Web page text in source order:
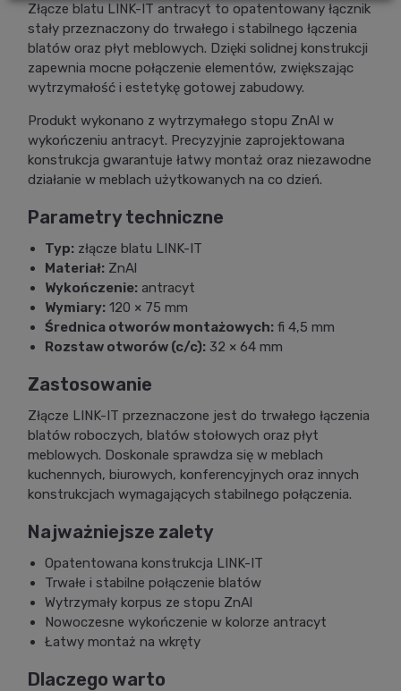
Złącze blatu LINK-IT antracyt to opatentowany łącznik
stały przeznaczony do trwałego i stabilnego łączenia
blatów oraz płyt meblowych. Dzięki solidnej konstrukcji
zapewnia mocne połączenie elementów, zwiększając
wytrzymałość i estetykę gotowej zabudowy.
Produkt wykonano z wytrzymałego stopu ZnAl w
wykończeniu antracyt. Precyzyjnie zaprojektowana
konstrukcja gwarantuje łatwy montaż oraz niezawodne
działanie w meblach użytkowanych na co dzień.
Parametry techniczne
Typ: złącze blatu LINK-IT
Materiał: ZnAl
Wykończenie: antracyt
Wymiary: 120 × 75 mm
Średnica otworów montażowych: fi 4,5 mm
Rozstaw otworów (c/c): 32 × 64 mm
Zastosowanie
Złącze LINK-IT przeznaczone jest do trwałego łączenia
blatów roboczych, blatów stołowych oraz płyt
meblowych. Doskonale sprawdza się w meblach
kuchennych, biurowych, konferencyjnych oraz innych
konstrukcjach wymagających stabilnego połączenia.
Najważniejsze zalety
Opatentowana konstrukcja LINK-IT
Trwałe i stabilne połączenie blatów
Wytrzymały korpus ze stopu ZnAl
Nowoczesne wykończenie w kolorze antracyt
Łatwy montaż na wkręty
Dlaczego warto